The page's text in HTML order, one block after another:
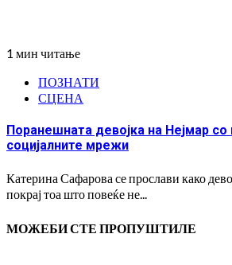
1 мин читање
ПОЗНАТИ
СЦЕНА
Поранешната девојка на Нејмар со
социјалните мрежи
Катерина Сафарова се прослави како
покрај тоа што повеќе не...
МОЖЕБИ СТЕ ПРОПУШТИЛЕ